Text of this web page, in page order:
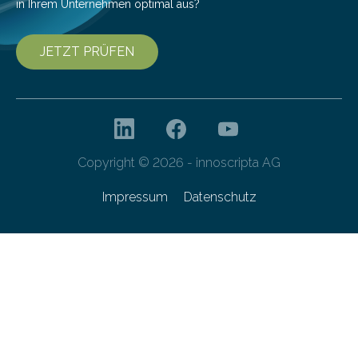
in Ihrem Unternehmen optimal aus?
JETZT PRÜFEN
Copyright © 2026 - innoscripta AG
Impressum Datenschutz